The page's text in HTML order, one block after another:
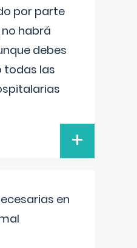
por parte
habrá
debes
todas las
+
en